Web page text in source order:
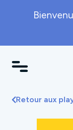
Retour aux